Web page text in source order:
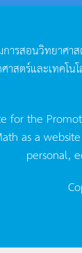
ารสอนวิทยาศา
าสตร์และเทคโน
for the
as a
personal,